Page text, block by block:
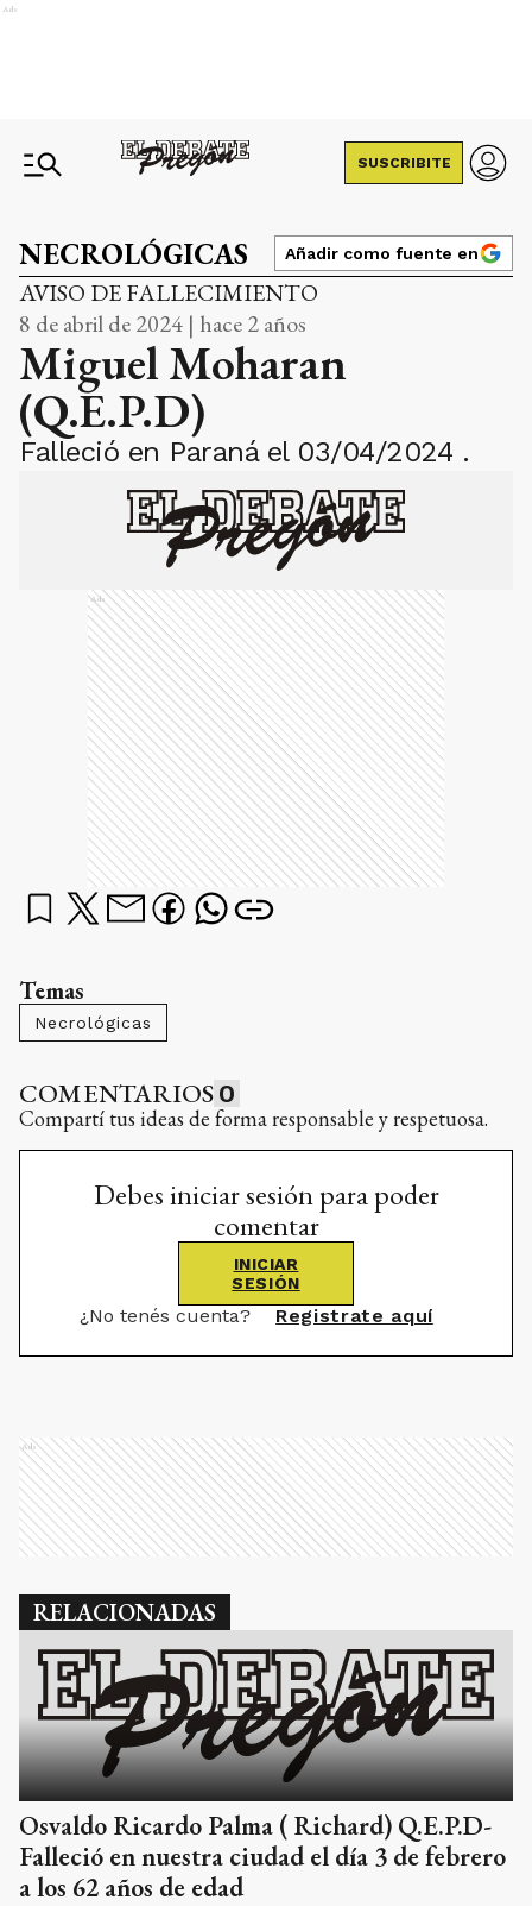
Ads
SUSCRIBITE
NECROLÓGICAS Añadir como fuente en
AVISO DE FALLECIMIENTO
8 de abril de 2024 | hace 2 años
Miguel Moharan
(Q.E.P.D)
Falleció en Paraná el 03/04/2024 .
Ads
Temas
Necrológicas
COMENTARIOS 0
Compartí tus ideas de forma responsable y respetuosa.
Debes iniciar sesión para poder
comentar
INICIAR
SESIÓN
¿No tenés cuenta? Registrate aquí
Ads
RELACIONADAS
Osvaldo Ricardo Palma ( Richard) Q.E.P.D-
Falleció en nuestra ciudad el día 3 de febrero
a los 62 años de edad